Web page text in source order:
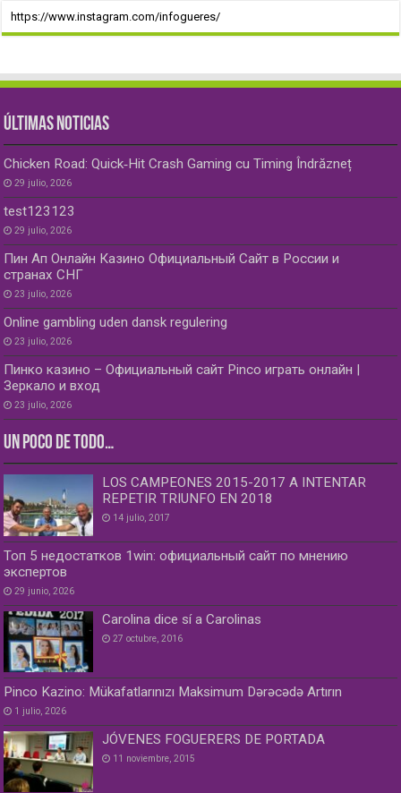
https://www.instagram.com/infogueres/
ÚLTIMAS NOTICIAS
Chicken Road: Quick‑Hit Crash Gaming cu Timing Îndrăzneț
29 julio, 2026
test123123
29 julio, 2026
Пин Ап Онлайн Казино Официальный Сайт в России и
странах СНГ
23 julio, 2026
Online gambling uden dansk regulering
23 julio, 2026
Пинко казино – Официальный сайт Pinco играть онлайн |
Зеркало и вход
23 julio, 2026
UN POCO DE TODO…
LOS CAMPEONES 2015-2017 A INTENTAR
REPETIR TRIUNFO EN 2018
14 julio, 2017
Топ 5 недостатков 1win: официальный сайт по мнению
экспертов
29 junio, 2026
Carolina dice sí a Carolinas
27 octubre, 2016
Pinco Kazino: Mükafatlarınızı Maksimum Dərəcədə Artırın
1 julio, 2026
JÓVENES FOGUERERS DE PORTADA
11 noviembre, 2015